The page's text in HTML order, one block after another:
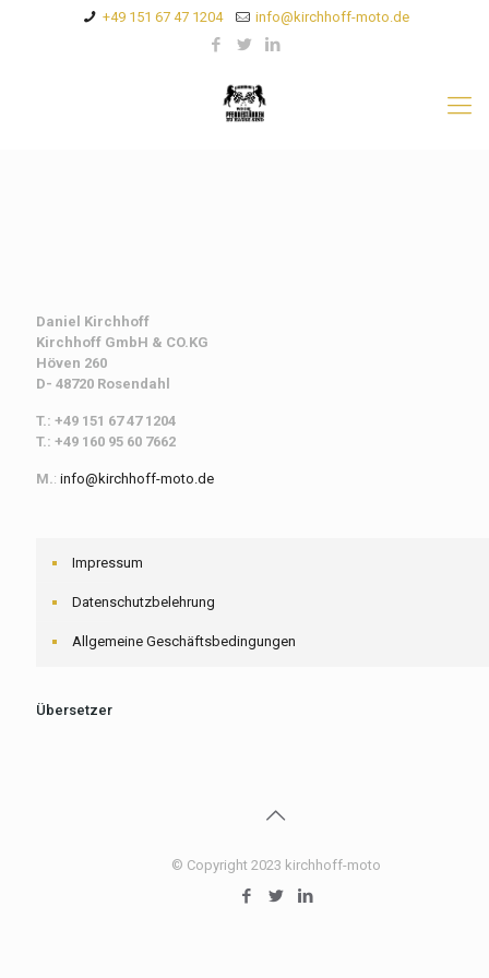
+49 151 67 47 1204 info@kirchhoff-moto.de
Daniel Kirchhoff
Kirchhoff GmbH & CO.KG
Höven 260
D- 48720 Rosendahl
T.: +49 151 67 47 1204
T.: +49 160 95 60 7662
M.: info@kirchhoff-moto.de
Impressum
Datenschutzbelehrung
Allgemeine Geschäftsbedingungen
Übersetzer
© Copyright 2023 kirchhoff-moto